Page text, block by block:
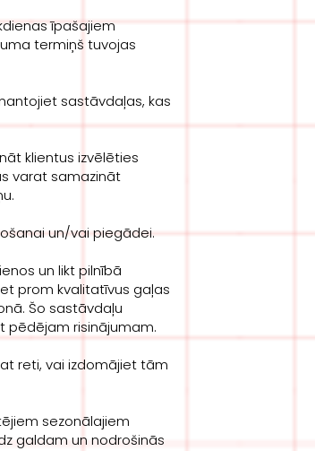
īpašajiem
termiņš tuvojas
sastāvdaļas, kas
klientus izvēlēties
varat samazināt
un/vai piegādei.
un likt pilnībā
prom kvalitatīvus gaļas
Šo sastāvdaļu
pēdējam risinājumam.
reti, vai izdomājiet tām
sezonālajiem
galdam un nodrošinās